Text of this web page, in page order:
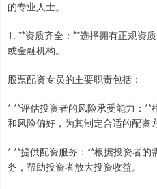
的专业人士。
1. **资质齐全：**选择拥有正规资
或金融机构。
股票配资专员的主要职责包括：
* **评估投资者的风险承受能力：
和风险偏好，为其制定合适的配资
* **提供配资服务：**根据投资者
务，帮助投资者放大投资收益。